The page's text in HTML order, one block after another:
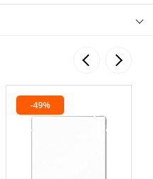
-49%